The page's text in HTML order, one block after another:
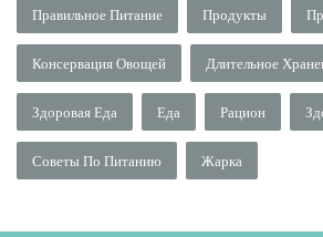
Правильное Питание Продукты
Консервация Овощей Длительное
Здоровая Еда Еда Рацион
Советы По Питанию Жарка